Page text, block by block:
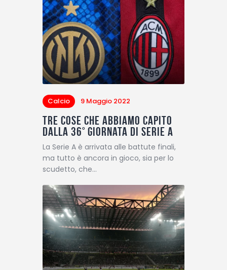
Calcio 9 Maggio 2022
Tre cose che abbiamo capito
dalla 36° giornata di Serie A
La Serie A è arrivata alle battute finali,
ma tutto è ancora in gioco, sia per lo
scudetto, che…